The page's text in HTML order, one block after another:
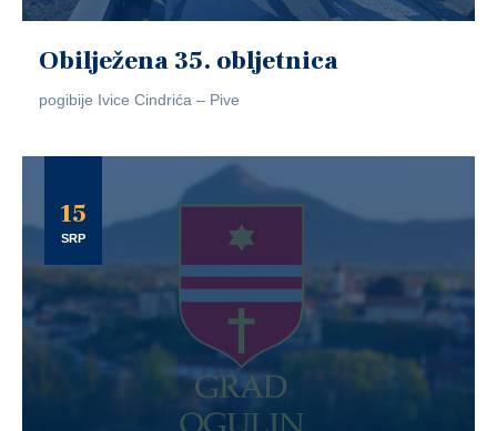
Obilježena 35. obljetnica
pogibije Ivice Cindrića – Pive
15
SRP